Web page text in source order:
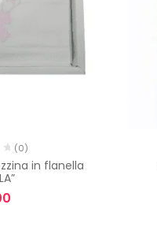
(0)
in flanella